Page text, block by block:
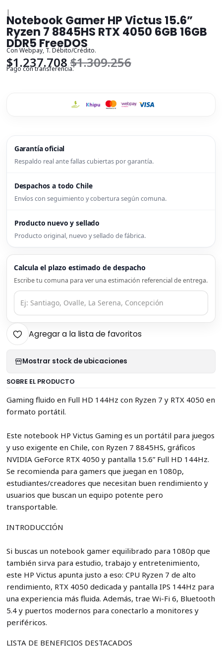
|
Notebook Gamer HP Victus 15.6”
Ryzen 7 8845HS RTX 4050 6GB 16GB
DDR5 FreeDOS
Con Webpay, T. Débito/Crédito.
$1.237.708$1.309.256
Pago con transferencia.
Garantía oficial
Respaldo real ante fallas cubiertas por garantía.
Despachos a todo Chile
Envíos con seguimiento y cobertura según comuna.
Producto nuevo y sellado
Producto original, nuevo y sellado de fábrica.
Calcula el plazo estimado de despacho
Escribe tu comuna para ver una estimación referencial de entrega.
Agregar a la lista de favoritos
Mostrar stock de ubicaciones
SOBRE EL PRODUCTO
Gaming fluido en Full HD 144Hz con Ryzen 7 y RTX 4050 en
formato portátil.
Este notebook HP Victus Gaming es un portátil para juegos
y uso exigente en Chile, con Ryzen 7 8845HS, gráficos
NVIDIA GeForce RTX 4050 y pantalla 15.6” Full HD 144Hz.
Se recomienda para gamers que juegan en 1080p,
estudiantes/creadores que necesitan buen rendimiento y
usuarios que buscan un equipo potente pero
transportable.
INTRODUCCIÓN
Si buscas un notebook gamer equilibrado para 1080p que
también sirva para estudio, trabajo y entretenimiento,
este HP Victus apunta justo a eso: CPU Ryzen 7 de alto
rendimiento, RTX 4050 dedicada y pantalla IPS 144Hz para
una experiencia más fluida. Además, trae Wi-Fi 6, Bluetooth
5.4 y puertos modernos para conectarlo a monitores y
periféricos.
LISTA DE BENEFICIOS DESTACADOS